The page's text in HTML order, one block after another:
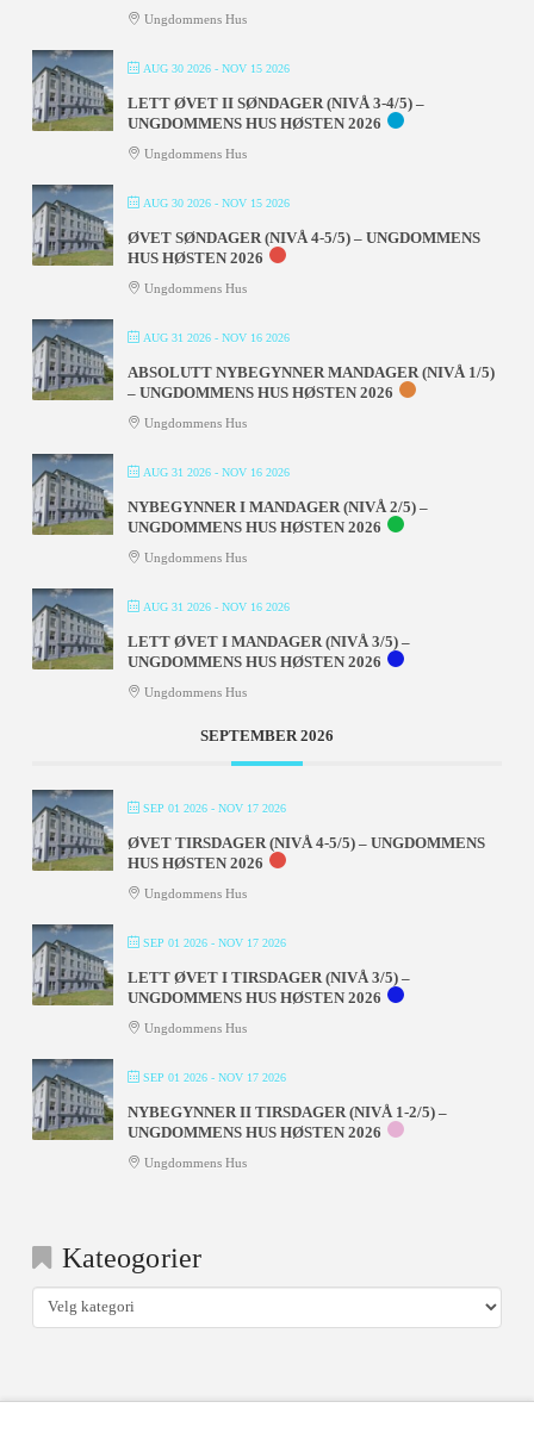
Ungdommens Hus
AUG 30 2026- NOV 15 2026
LETT ØVET II SØNDAGER (NIVÅ 3-4/5) –
UNGDOMMENS HUS HØSTEN 2026
Ungdommens Hus
AUG 30 2026- NOV 15 2026
ØVET SØNDAGER (NIVÅ 4-5/5) – UNGDOMMENS
HUS HØSTEN 2026
Ungdommens Hus
AUG 31 2026- NOV 16 2026
ABSOLUTT NYBEGYNNER MANDAGER (NIVÅ 1/5)
– UNGDOMMENS HUS HØSTEN 2026
Ungdommens Hus
AUG 31 2026- NOV 16 2026
NYBEGYNNER I MANDAGER (NIVÅ 2/5) –
UNGDOMMENS HUS HØSTEN 2026
Ungdommens Hus
AUG 31 2026- NOV 16 2026
LETT ØVET I MANDAGER (NIVÅ 3/5) –
UNGDOMMENS HUS HØSTEN 2026
Ungdommens Hus
SEPTEMBER 2026
SEP 01 2026- NOV 17 2026
ØVET TIRSDAGER (NIVÅ 4-5/5) – UNGDOMMENS
HUS HØSTEN 2026
Ungdommens Hus
SEP 01 2026- NOV 17 2026
LETT ØVET I TIRSDAGER (NIVÅ 3/5) –
UNGDOMMENS HUS HØSTEN 2026
Ungdommens Hus
SEP 01 2026- NOV 17 2026
NYBEGYNNER II TIRSDAGER (NIVÅ 1-2/5) –
UNGDOMMENS HUS HØSTEN 2026
Ungdommens Hus
Kateogorier
Kateogorier